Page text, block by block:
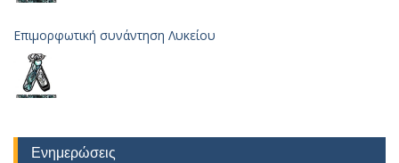
Επιμορφωτική συνάντηση Λυκείου
Ενημερώσεις